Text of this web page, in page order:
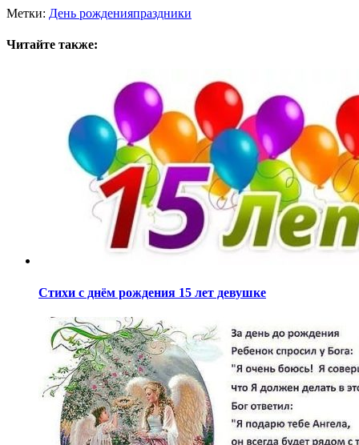
Метки: День рожденияпраздники
Читайте также:
Стихи с днём рождения 15 лет девушке